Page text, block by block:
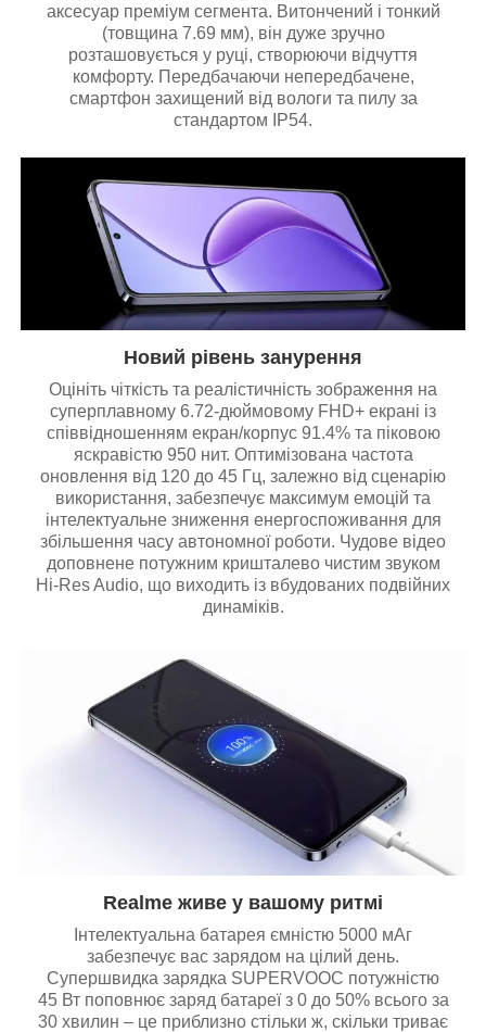
аксесуар преміум сегмента. Витончений і тонкий
(товщина 7.69 мм), він дуже зручно
розташовується у руці, створюючи відчуття
комфорту. Передбачаючи непередбачене,
смартфон захищений від вологи та пилу за
стандартом IP54.
Новий рівень занурення
Оцініть чіткість та реалістичність зображення на
суперплавному 6.72-дюймовому FHD+ екрані із
співвідношенням екран/корпус 91.4% та піковою
яскравістю 950 нит. Оптимізована частота
оновлення від 120 до 45 Гц, залежно від сценарію
використання, забезпечує максимум емоцій та
інтелектуальне зниження енергоспоживання для
збільшення часу автономної роботи. Чудове відео
доповнене потужним кришталево чистим звуком
Hi-Res Audio, що виходить із вбудованих подвійних
динаміків.
Realme живе у вашому ритмі
Інтелектуальна батарея ємністю 5000 мАг
забезпечує вас зарядом на цілий день.
Супершвидка зарядка SUPERVOOC потужністю
45 Вт поповнює заряд батареї з 0 до 50% всього за
30 хвилин – це приблизно стільки ж, скільки триває